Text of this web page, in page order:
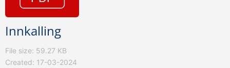
Innkalling
File size: 59.27 KB
Created: 17-03-2024